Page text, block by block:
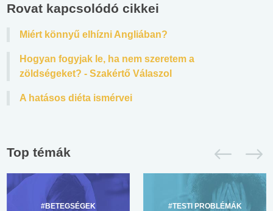
Rovat kapcsolódó cikkei
Miért könnyű elhízni Angliában?
Hogyan fogyjak le, ha nem szeretem a
zöldségeket? - Szakértő Válaszol
A hatásos diéta ismérvei
Top témák
#BETEGSÉGEK #TESTI PROBLÉMÁK